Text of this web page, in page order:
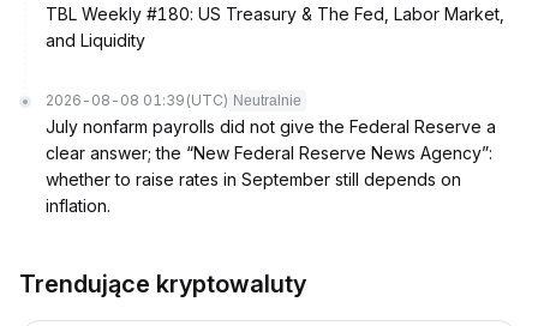
TBL Weekly #180: US Treasury & The Fed, Labor Market,
and Liquidity
2026-08-08 01:39 (UTC) Neutralnie
July nonfarm payrolls did not give the Federal Reserve a
clear answer; the “New Federal Reserve News Agency”:
whether to raise rates in September still depends on
inflation.
Trendujące kryptowaluty